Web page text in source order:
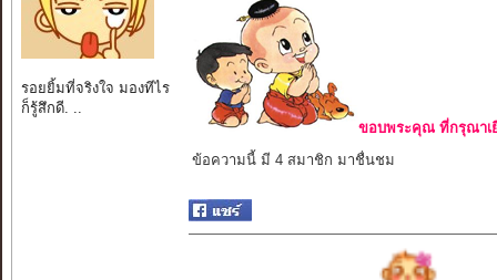
รอยยิ้มที่จริงใจ มองทีไร
ก็รู้สึกดี. ..
ขอบพระคุณ ที่กรุณาเ
ข้อความนี้ มี 4 สมาชิก มาชื่นชม